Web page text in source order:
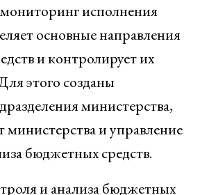
исполнения
основные направления
и контролирует их
этого созданы
министерства,
министерства и управление
бюджетных средств.
и анализа бюджетных